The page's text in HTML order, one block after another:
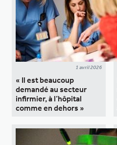
1 avril 2026
« Il est beaucoup
demandé au secteur
infirmier, à l’hôpital
comme en dehors »